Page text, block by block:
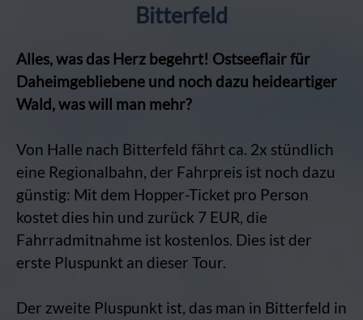
Bitterfeld
Alles, was das Herz begehrt! Ostseeflair für
Daheimgebliebene und noch dazu heideartiger
Wald, was will man mehr?
Von Halle nach Bitterfeld fährt ca. 2x stündlich
eine Regionalbahn, der Fahrpreis ist noch dazu
günstig: Mit dem Hopper-Ticket pro Person
kostet dies hin und zurück 7 EUR, die
Fahrradmitnahme ist kostenlos. Dies ist der
erste Pluspunkt an dieser Tour.
Der zweite Pluspunkt ist, das man in Bitterfeld in